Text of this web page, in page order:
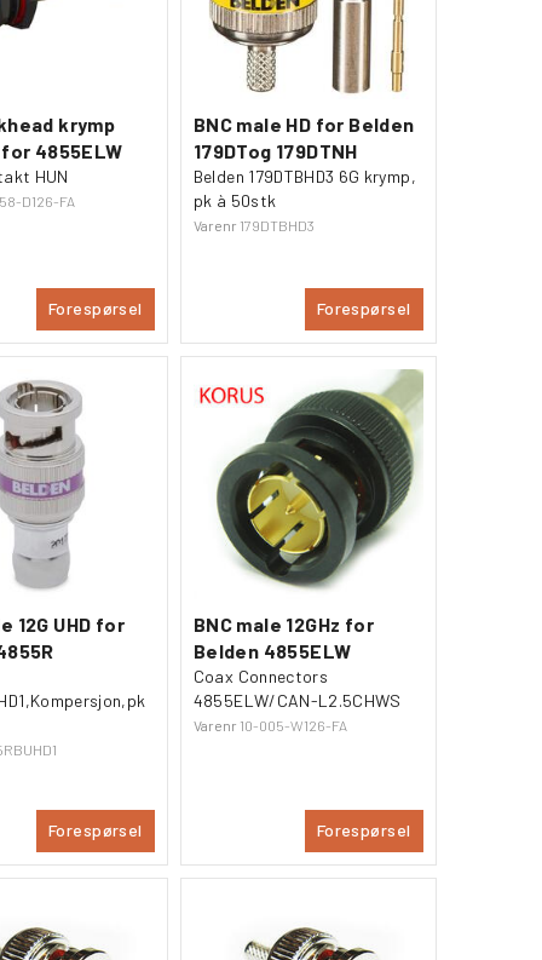
krymp
for 4855ELW
HUN
D126-FA
Forespørsel
BNC male HD for Belden
179DTog 179DTNH
Belden 179DTBHD3 6G krymp,
pk à 50stk
Varenr 179DTBHD3
Forespørsel
12G UHD for
Forespørsel
BNC male 12GHz for
Belden 4855ELW
Coax Connectors
4855ELW/CAN-L2.5CHWS
Varenr 10-005-W126-FA
Forespørsel